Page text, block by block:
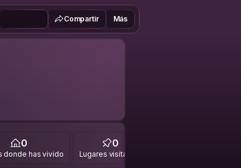
Compartir Más
0
donde has vivido
0
Lugares visitados